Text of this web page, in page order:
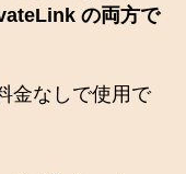
の両方で
金なしで使用で